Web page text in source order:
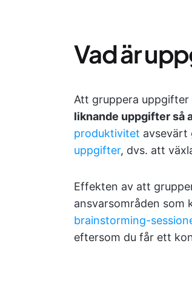
Vad är
Att gruppera
liknande uppgifter så
produktivitet avsevärt
uppgifter, dvs. att
Effekten av att
ansvarsområden som
brainstorming-
eftersom du får ett